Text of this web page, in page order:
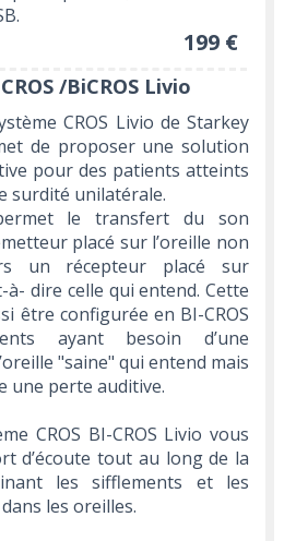
199 €
/BiCROS Livio
CROS Livio de Starkey
de proposer une solution
pour des patients atteints
surdité unilatérale.
le transfert du son
placé sur l’oreille non
un récepteur placé sur
à- dire celle qui entend. Cette
être configurée en BI-CROS
ayant besoin d’une
"saine" qui entend mais
une perte auditive.
CROS BI-CROS Livio vous
d’écoute tout au long de la
les sifflements et les
les oreilles.